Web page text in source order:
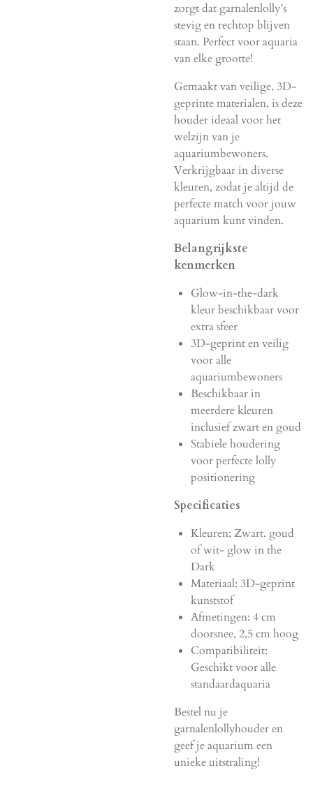
zorgt dat garnalenlolly’s
stevig en rechtop blijven
staan. Perfect voor aquaria
van elke grootte!
Gemaakt van veilige, 3D-
geprinte materialen, is deze
houder ideaal voor het
welzijn van je
aquariumbewoners.
Verkrijgbaar in diverse
kleuren, zodat je altijd de
perfecte match voor jouw
aquarium kunt vinden.
Belangrijkste
kenmerken
Glow-in-the-dark
kleur beschikbaar voor
extra sfeer
3D-geprint en veilig
voor alle
aquariumbewoners
Beschikbaar in
meerdere kleuren
inclusief zwart en goud
Stabiele houdering
voor perfecte lolly
positionering
Specificaties
Kleuren: Zwart. goud
of wit- glow in the
Dark
Materiaal: 3D-geprint
kunststof
Afmetingen: 4 cm
doorsnee, 2,5 cm hoog
Compatibiliteit:
Geschikt voor alle
standaardaquaria
Bestel nu je
garnalenlollyhouder en
geef je aquarium een
unieke uitstraling!